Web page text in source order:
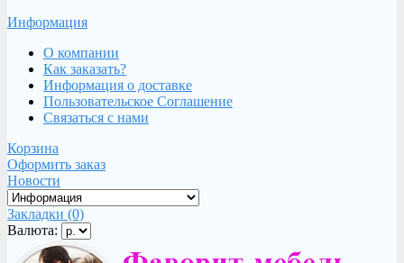
Информация
О компании
Как заказать?
Информация о доставке
Пользовательское Соглашение
Связаться с нами
Корзина
Оформить заказ
Новости
Закладки (0)
Валюта: